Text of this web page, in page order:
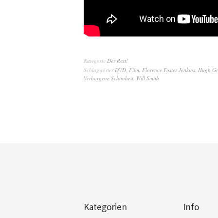
Kategorie Der Rest!
Schlagwörter DVD Film Florence Foster Jenkins Hugh
Verborgene Schönheit Will Smith
Kategorien
Info